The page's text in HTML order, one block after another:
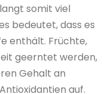
somit viel
bedeutet, dass es
enthält. Früchte,
geerntet werden,
Gehalt an
auf.